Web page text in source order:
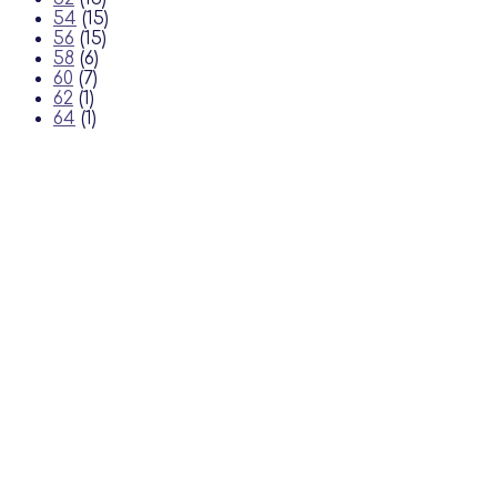
54 (15)
56 (15)
58 (6)
60 (7)
62 (1)
64 (1)